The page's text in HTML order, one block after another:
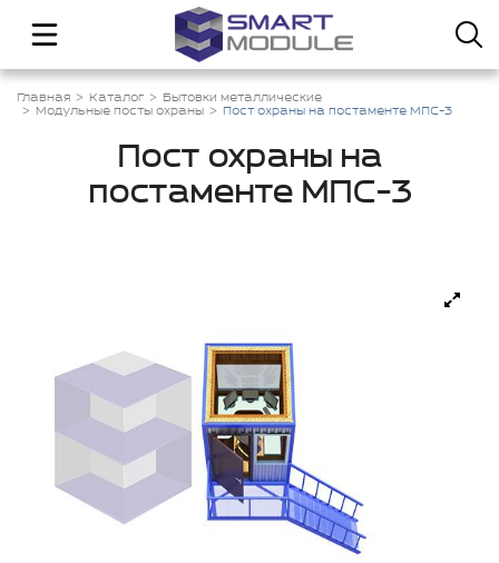
Главная Каталог
Бытовки металлические
Модульные посты охраны
Пост охраны на постаменте МПС-3
Пост охраны на
постаменте МПС-3